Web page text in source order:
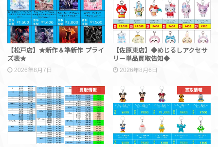
【松戸店】★新作＆準新作 プライ
ズ表★
2026年8月7日
【佐原東店】◆めじるしアクセサ
リー単品買取告知◆
2026年8月6日
買取情報 買取情報